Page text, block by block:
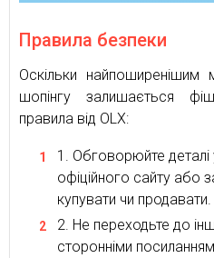
Правила безпеки
Оскільки
шопінгу залишається
правила від OLX:
Обговорюйте деталі
офіційного сайту або
купувати чи продавати.
Не переходьте до
сторонніми